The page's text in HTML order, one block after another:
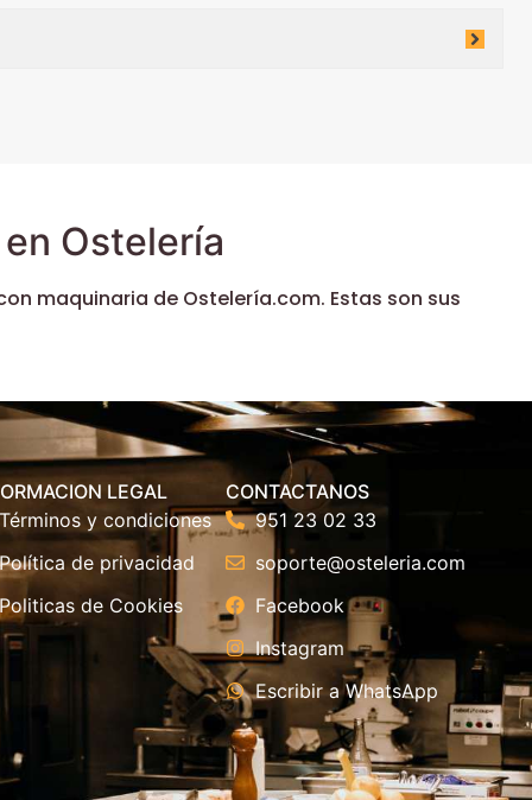
Ostelería
maquinaria de Ostelería.com. Estas son sus
LEGAL
Términos y condiciones
Política de privacidad
Politicas de Cookies
CONTACTANOS
951 23 02 33
soporte@osteleria.com
Facebook
Instagram
Escribir a WhatsApp